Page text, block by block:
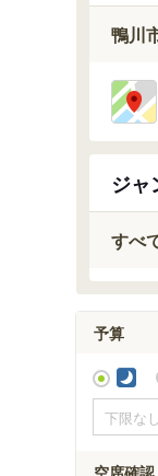
鴨川
ジャ
すべ
予算
空席確